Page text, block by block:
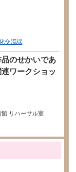
交流課
のせかいであ
ワークショッ
リハーサル室